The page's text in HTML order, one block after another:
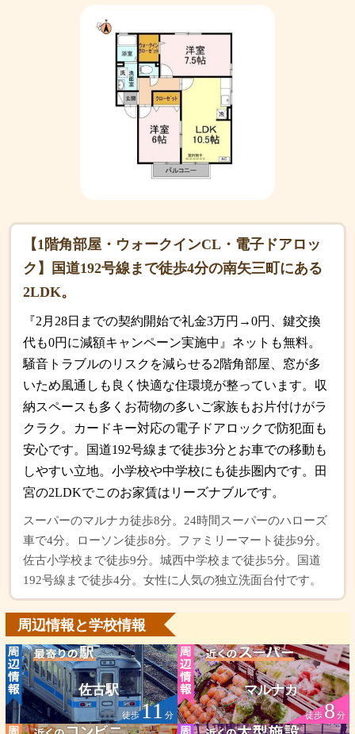
【1階角部屋・ウォークインCL・電子ドアロッ
ク】国道192号線まで徒歩4分の南矢三町にある
2LDK。
『2月28日までの契約開始で礼金3万円→0円、鍵交換
代も0円に減額キャンペーン実施中』ネットも無料。
騒音トラブルのリスクを減らせる2階角部屋、窓が多
いため風通しも良く快適な住環境が整っています。収
納スペースも多くお荷物の多いご家族もお片付けがラ
クラク。カードキー対応の電子ドアロックで防犯面も
安心です。国道192号線まで徒歩3分とお車での移動も
しやすい立地。小学校や中学校にも徒歩圏内です。田
宮の2LDKでこのお家賃はリーズナブルです。
スーパーのマルナカ徒歩8分。24時間スーパーのハローズ
車で4分。ローソン徒歩8分。ファミリーマート徒歩9分。
佐古小学校まで徒歩9分。城西中学校まで徒歩5分。国道
192号線まで徒歩4分。女性に人気の独立洗面台付です。
周辺情報と学校情報
佐古駅
徒歩11 分
マルナカ
徒歩8分